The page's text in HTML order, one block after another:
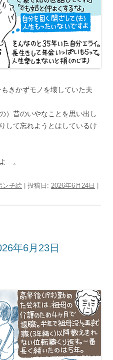
きかずモノを壊していた夫
）昔のいやなことを思い出し
して忘れようとはしているけ
…。
ンチ絵 | 投稿日: 2026年6月24日
年6月23日